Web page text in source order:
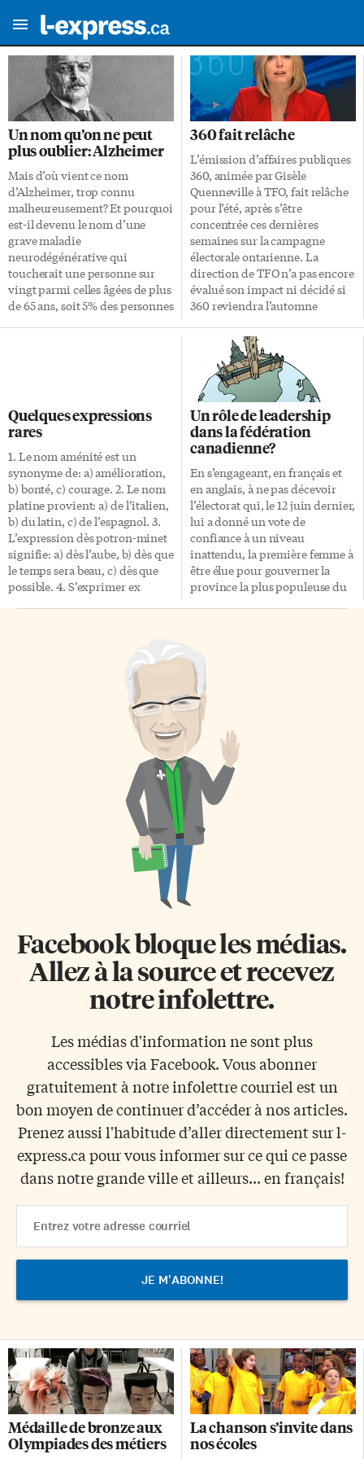
Un nom qu’on ne peut
plus oublier: Alzheimer
Mais d’où vient ce nom
d’Alzheimer, trop connu
malheureusement? Et pourquoi
est-il devenu le nom d’une
grave maladie
neurodégénérative qui
toucherait une personne sur
vingt parmi celles âgées de plus
de 65 ans, soit 5% des personnes
anniversaire de naissance
d’Alois Alzheimer qui a donné
son nom à cette pathologie.
Alois Alzheimer, dont l’écriture
du prénom est souvent
francisée en Aloïs, est né il y a
donc 150 ans, le 14 juin 1864,
[…]
360 fait relâche
L’émission d’affaires publiques
360, animée par Gisèle
Quenneville à TFO, fait relâche
pour l’été, après s’être
concentrée ces dernières
semaines sur la campagne
électorale ontarienne. La
direction de TFO n’a pas encore
évalué son impact ni décidé si
360 reviendra l’automne
directeur des communications
Pascal Arseneau. 360 avait
remplacé Relief il y a deux ans,
laquelle avait succédé à
Panorama, qui elle-même
s’inscrivait dans le sillage du
Lys et le Trillium… Les deux
autres émissions à «contenu de
société», 24.7, plus culturelle, et
Carte de visite, des entrevues
avec des personnalités, seront
bientôt en pause […]
Quelques expressions
rares
1. Le nom aménité est un
synonyme de: a) amélioration,
b) bonté, c) courage. 2. Le nom
platine provient: a) de l’italien,
b) du latin, c) de l’espagnol. 3.
L’expression dès potron-minet
signifie: a) dès l’aube, b) dès que
le temps sera beau, c) dès que
possible. 4. S’exprimer ex
5. La parémiologie est: a) l’étude
des poèmes, b) l’étude des
proverbes, c) l’étude des
paraphrases. 6. L’élément ju-,
du nom japonais judo, signifie:
souplesse. 7. Un comédon, c’est:
Un rôle de leadership
dans la fédération
canadienne?
En s’engageant, en français et
en anglais, à ne pas décevoir
l’électorat qui, le 12 juin dernier,
lui a donné un vote de
confiance à un niveau
inattendu, la première femme à
être élue pour gouverner la
province la plus populeuse du
prépondérant joué par notre
province depuis la création de
la fédération canadienne? Le
déclenchement des élections
provinciales peu de temps
après la nomination de la
première Franco-Ontarienne
au poste de Procureur général
n’a pas donné le temps à
Madeleine Meilleur […]
Facebook bloque les médias.
Allez à la source et recevez
notre infolettre.
Les médias d'information ne sont plus
accessibles via Facebook. Vous abonner
gratuitement à notre infolettre courriel est un
bon moyen de continuer d’accéder à nos articles.
Prenez aussi l'habitude d’aller directement sur l-
express.ca pour vous informer sur ce qui ce passe
dans notre grande ville et ailleurs... en français!
Address
Médaille de bronze aux
Olympiades des métiers
La chanson s’invite dans
nos écoles